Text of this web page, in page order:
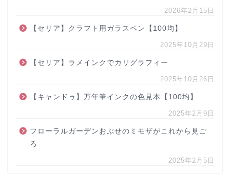
2026年2月15日
【セリア】クラフト用ガラスペン【100均】
2025年10月29日
【セリア】ラメインクでカリグラフィー
2025年10月26日
【キャンドゥ】万年筆インクの色見本【100均】
2025年2月9日
フローラルガーデンおぶせのミモザがこれから見ご
ろ
2025年2月5日